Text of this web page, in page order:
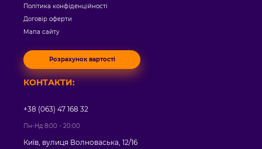
Політика конфіденційності
Договір оферти
Мапа сайту
Розрахунок вартості
КОНТАКТИ:
+38 (063) 47 168 32
Пн-Нд 8:00 - 20:00
Київ, вулиця Волноваська, 12/16